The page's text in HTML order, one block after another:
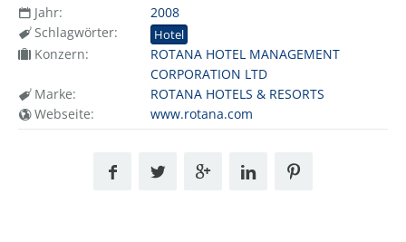
Jahr:
2008
Schlagwörter:
Hotel
Konzern:
ROTANA HOTEL MANAGEMENT
CORPORATION LTD
Marke:
ROTANA HOTELS & RESORTS
Webseite:
www.rotana.com